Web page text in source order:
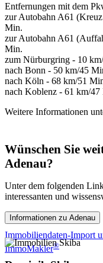
Entfernungen mit dem
zur Autobahn A61
Min.
zur Autobahn A61
Min.
zum Nürburgring - 10
nach Bonn - 50 km/45
nach Köln - 68 km/51
nach Koblenz - 61 km/47
Weitere Informationen
Wünschen Sie
Adenau?
Unter dem folgenden
interessanten und
Immobiliendaten-Import
ImmoMakler®